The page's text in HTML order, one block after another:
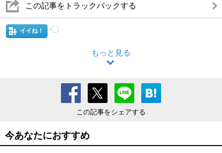
この記事をトラックバックする
イイね！
もっと見る
この記事をシェアする
今あなたにおすすめ